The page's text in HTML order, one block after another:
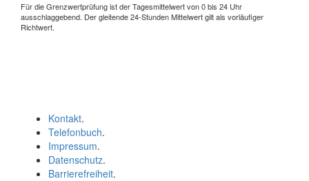
Für die Grenzwertprüfung ist der Tagesmittelwert von 0 bis 24 Uhr
ausschlaggebend. Der gleitende 24-Stunden Mittelwert gilt als vorläufiger
Richtwert.
Kontakt.
Telefonbuch.
Impressum.
Datenschutz.
Barrierefreiheit.